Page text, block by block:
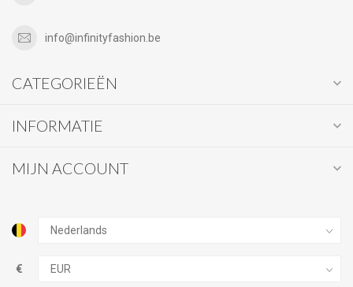
info@infinityfashion.be
CATEGORIEËN
INFORMATIE
MIJN ACCOUNT
€